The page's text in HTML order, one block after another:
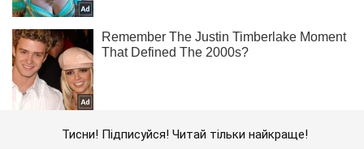
Тисни! Підписуйся! Читай тільки найкраще!